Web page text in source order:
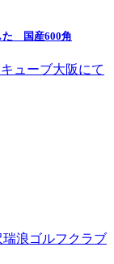
た 国産600角
ューブ大阪にて
浪ゴルフクラブ